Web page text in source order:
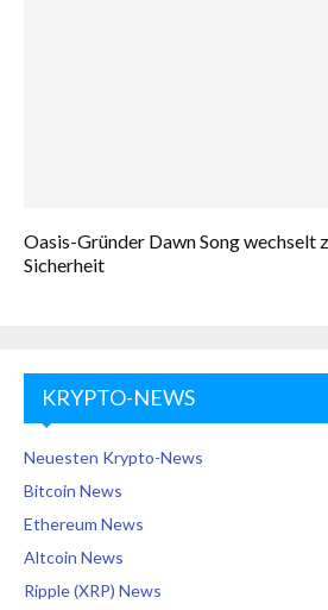
Oasis-Gründer Dawn Song wechselt
Sicherheit
KRYPTO-NEWS
Neuesten Krypto-News
Bitcoin News
Ethereum News
Altcoin News
Ripple (XRP) News